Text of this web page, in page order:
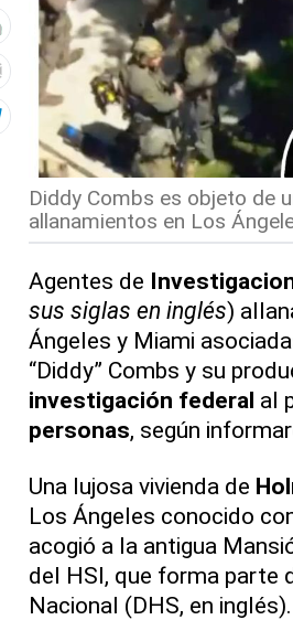
Diddy Combs es objeto de
allanamientos en Los
Agentes de
sus siglas en inglés)
Ángeles y Miami
“Diddy” Combs y su
investigación federal al
personas, según
Una lujosa vivienda de
Los Ángeles conocido
acogió a la antigua
del HSI, que forma parte
Nacional (DHS, en inglés).